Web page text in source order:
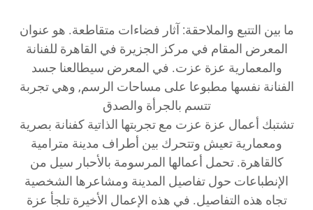
ما بين التتبع والملاحقة: آثار فضاءات متقاطعة. هو عنوان
المعرض المقام في مركز الجزيرة في القاهرة للفنانة
والمعمارية عزة عزت. في المعرض سيطالعنا جسد
الفنانة نفسها مطبوعا على مساحات الرسم, وهي تجربة
تتسم بالجرأة والصدق
تشتبك أعمال عزة عزت مع تجربتها الذاتية كفنانة بصرية
ومعمارية تعيش وتتحرك بين أطراف مدينة مترامية
كالقاهرة. تحمل أعمالها المرسومة بالأحبار سيل من
الإنطباعات حول تفاصيل المدينة ومشاعرها الشخصية
تجاه هذه التفاصيل. في هذه الإعمال الأخيرة تلجأ عزة